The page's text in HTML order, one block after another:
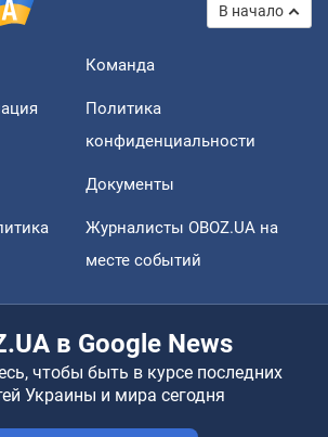
В начало
Команда
Политика
конфиденциальности
Документы
Журналисты OBOZ.UA на
месте событий
в Google News
чтобы быть в курсе последних
Украины и мира сегодня